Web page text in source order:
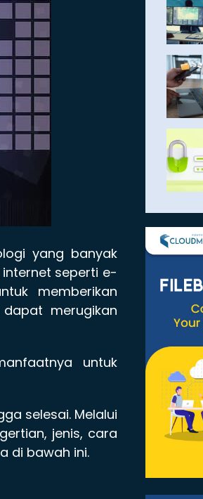
yang banyak
seperti e-
memberikan
merugikan
untuk
selesai. Melalui
jenis, cara
di bawah ini.